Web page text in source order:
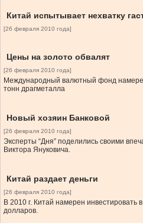
Китай испытывает нехватку
[26 февраля 2010 года]
Цены на золото обвалят
[26 февраля 2010 года]
Международный валютный фонд
тонн драгметалла
Новый хозяин Банковой
[26 февраля 2010 года]
Эксперты “Дня” поделились своими
Виктора Януковича.
Китай раздает деньги
[26 февраля 2010 года]
В 2010 г. Китай намерен инвестировать
долларов.